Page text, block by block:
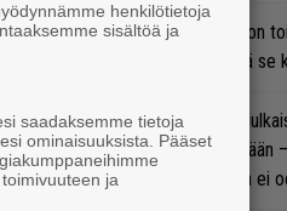
Arvio: Saimaa on
suvereeni, että se
Marko Annala
soolodebyytiltään
tällaista musaa ei
henkilötietoja
sisältöä ja
saadaksemme tietoja
ominaisuuksista. Pääset
ja